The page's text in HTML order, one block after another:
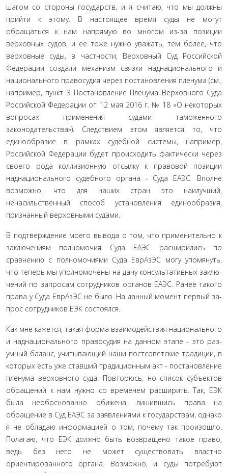
шагом со стороны государств, и я считаю, что мы должны
при­йти к этому. В настоящее время суды не могут
обращаться к нам напрямую во многом из-за позиции
верховных судов, и ее тоже нужно уважать, тем более, что
верховные суды, в частно­сти, Верховный Суд Российской
Федерации создали механизм связки наднационального и
национального правосудия через постановления пленума (см.,
например, пункт 3 Постановле­ние Пленума Верховного Суда
Российской Федерации от 12 мая 2016 г. № 18 «О некоторых
вопросах применения судами таможенного
законодательства»). Следствием этом является то, что
единообразие в рамках судебной системы, например,
Российской Федерации будет происходить фактически через
своего рода коллизионную отсылку к правовой позиции
надна­ционального судебного органа - Суда ЕАЭС. Вполне
возможно, что для наших стран это наилучший,
ненасильственный способ установления единообразия,
признанный верховными судами.
В подтверждение моего вывода о том, что применитель­но к
заключениям полномочия Суда ЕАЭС расширились по
сравнению с полномочиями Суда ЕврАзЭС могу упомянуть,
что теперь мы уполномочены на дачу консультативных заклю­
чений по запросам сотрудников органов ЕАЭС. Ранее такого
права у Суда ЕврАзЭС не было. На данный момент первый за­
прос сотрудников ЕЭК состоялся.
Как мне кажется, такая форма взаимодействия националь­ного
и наднационального правосудия на данном этапе - это раз­
умный баланс, учитывающий наши постсоветские традиции, в
которых есть уже ставший традиционным акт - постановление
пленума верховного суда. Повторюсь, но список субъектов
об­ращений к нам нужно со временем расширить. Так, ЕЭК
была необоснованно обижена, лишившись права на
обращение в Суд ЕАЭС за заявлениями к государствам, однако
я не обладаю информацией о том, почему так произошло.
Полагаю, что ЕЭК должно быть возвращено такое право,
ведь без него не может существовать властно
ориентированного органа. Возможно, и суды потребуют